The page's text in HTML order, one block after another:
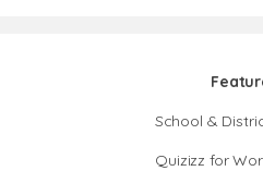
School &
Quizizz for